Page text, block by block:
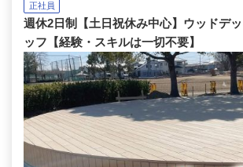
正社員
週休2日制【土日祝休み中心】ウッドデ
ッフ【経験・スキルは一切不要】